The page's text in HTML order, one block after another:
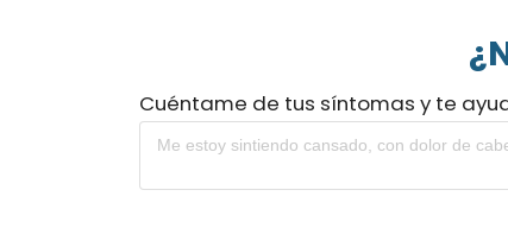
Cuéntame de tus síntomas y te